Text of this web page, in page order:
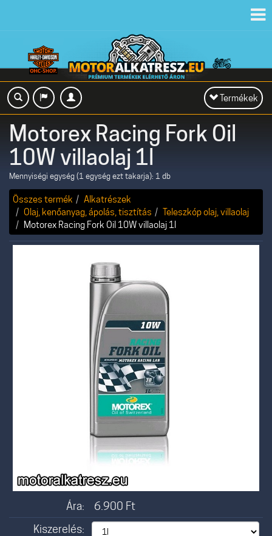
Toggle
navigation
Termékek
Motorex Racing Fork Oil
10W villaolaj 1l
Mennyiségi egység (1 egység ezt takarja): 1 db
Összes termék
Alkatrészek
Olaj, kenőanyag, ápolás, tisztítás
Teleszkóp olaj, villaolaj
Motorex Racing Fork Oil 10W villaolaj 1l
Ára: 6.900 Ft
Kiszerelés: